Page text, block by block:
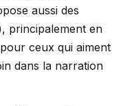
aussi des
principalement en
ceux qui aiment
dans la narration